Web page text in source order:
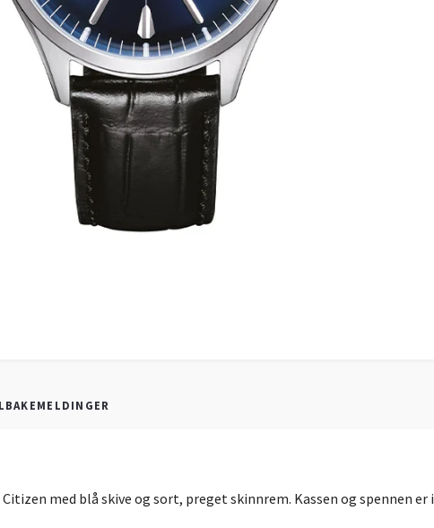
med blå skive og sort, preget skinnrem. Kassen og spennen er